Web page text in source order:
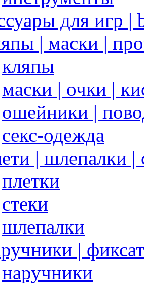
для игр |
| маски |
кляпы
маски | очки |
ошейники |
секс-одежда
| шлепалки |
плетки
стеки
шлепалки
|
наручники